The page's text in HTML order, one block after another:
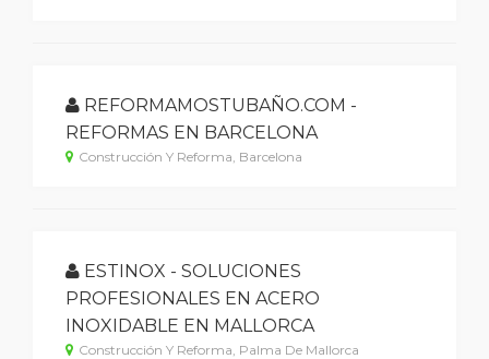
REFORMAMOSTUBAÑO.COM -
REFORMAS EN BARCELONA
Construcción Y Reforma, Barcelona
ESTINOX - SOLUCIONES
PROFESIONALES EN ACERO
INOXIDABLE EN MALLORCA
Construcción Y Reforma, Palma De Mallorca